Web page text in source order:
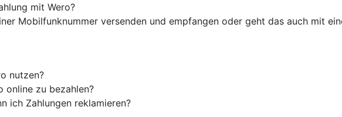
mit Wero?
Mobilfunknummer versenden und empfangen oder geht das auch mit
nutzen?
online zu bezahlen?
ich Zahlungen reklamieren?